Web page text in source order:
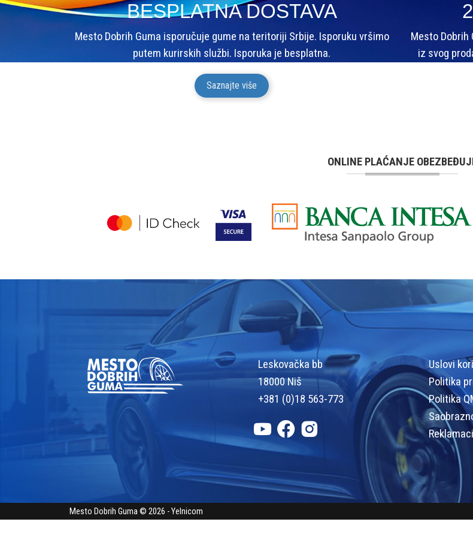
BESPLATNA DOSTAVA
Mesto Dobrih Guma isporučuje gume na teritoriji Srbije. Isporuku vršimo
putem kurirskih službi. Isporuka je besplatna.
Saznajte više
Mesto
iz svog
ONLINE PLAĆANJE
Leskovačka bb
18000 Niš
+381 (0)18 563-773
Uslovi
Politika
Politika
Mesto Dobrih Guma © 2026 - Yelnicom